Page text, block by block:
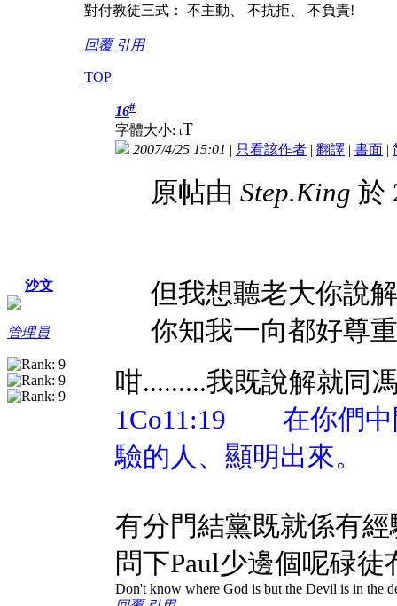
對付教徒三式： 不主動、 不抗拒、 不負責!
回覆 引用
TOP
沙文
管理員
16#
字體大小: tT
2007/4/25 15:01 | 只看該作者 | 翻譯 | 書面 |
原帖由 Step.King 於
但我想聽老大你說
你知我一向都好尊
咁.........我既說解就同
1Co11:19 在你們中
驗的人、顯明出來。
有分門結黨既就係有
問下Paul少邊個呢碌
Don't know where God is but the Devil is in the